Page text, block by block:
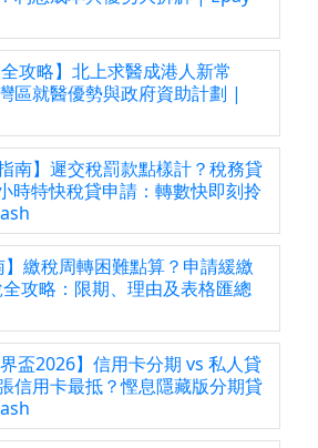
全攻略】北上求醫成港人新常
區就醫優勢與政府資助計劃 |
南】遲交稅罰款點樣計？稅務貸
時特快稅貸申請：轉數快即刻拎
】繳稅周轉困難點算？申請緩繳
攻略：限期、理由及表格匯總
界盃2026】信用卡分期 vs 私人貸
信用卡最抵？慳息隱藏版分期貸